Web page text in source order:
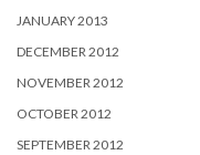
JANUARY 2013
DECEMBER 2012
NOVEMBER 2012
OCTOBER 2012
SEPTEMBER 2012